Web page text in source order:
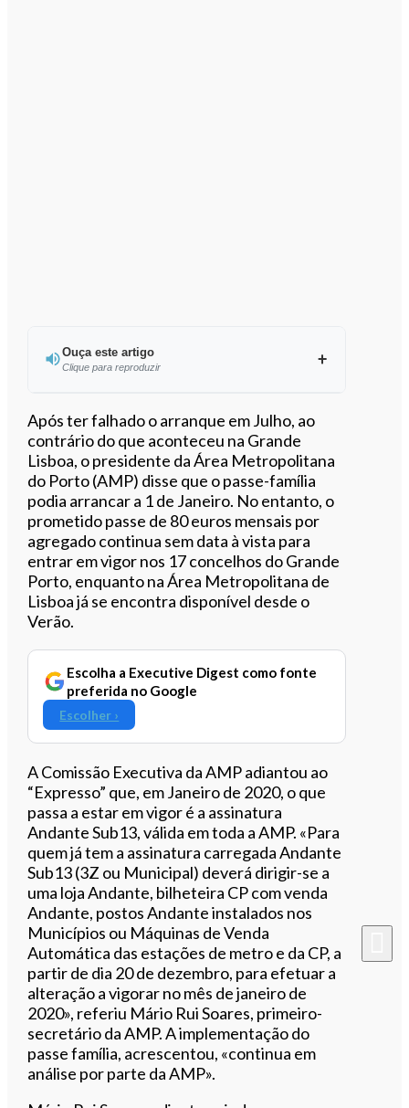
Ouça este artigo
Clique para reproduzir
Ouvir este artigo
Após ter falhado o arranque em Julho, ao
contrário do que aconteceu na Grande
Lisboa, o presidente da Área Metropolitana
do Porto (AMP) disse que o passe-família
podia arrancar a 1 de Janeiro. No entanto, o
prometido passe de 80 euros mensais por
agregado continua sem data à vista para
entrar em vigor nos 17 concelhos do Grande
Porto, enquanto na Área Metropolitana de
Lisboa já se encontra disponível desde o
Verão.
Escolha a Executive Digest como fonte
preferida no Google
Escolher ›
A Comissão Executiva da AMP adiantou ao
“Expresso” que, em Janeiro de 2020, o que
passa a estar em vigor é a assinatura
Andante Sub13, válida em toda a AMP. «Para
quem já tem a assinatura carregada Andante
Sub13 (3Z ou Municipal) deverá dirigir-se a
uma loja Andante, bilheteira CP com venda
Andante, postos Andante instalados nos
Municípios ou Máquinas de Venda
Automática das estações de metro e da CP, a
partir de dia 20 de dezembro, para efetuar a
alteração a vigorar no mês de janeiro de
2020», referiu Mário Rui Soares, primeiro-
secretário da AMP. A implementação do
passe família, acrescentou, «continua em
análise por parte da AMP».